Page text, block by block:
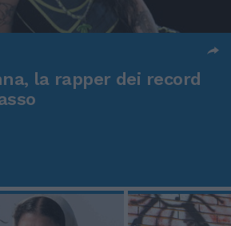
la rapper dei record